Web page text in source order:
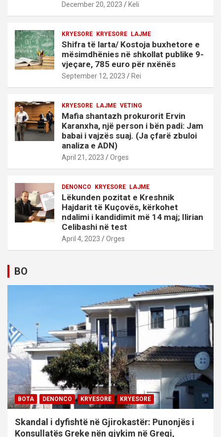
December 20, 2023 Keli
KRYESORE KRYESORE LAJME
Shifra të larta/ Kostoja buxhetore e
mësimdhënies në shkollat publike 9-
vjeçare, 785 euro për nxënës
September 12, 2023 Rei
KRYESORE LAJME VETING
Mafia shantazh prokurorit Ervin
Karanxha, një person i bën padi: Jam
babai i vajzës suaj. (Ja çfarë zbuloi
analiza e ADN)
April 21, 2023 Orges
DENONCO KRYESORE LAJME
Lëkunden pozitat e Kreshnik
Hajdarit të Kuçovës, kërkohet
ndalimi i kandidimit më 14 maj; Ilirian
Celibashi në test
April 4, 2023 Orges
BO
BOTA DENONCO KRYESORE KRYESORE
Skandal i dyfishtë në Gjirokastër: Punonjës i
Konsullatës Greke nën gjykim në Greqi,